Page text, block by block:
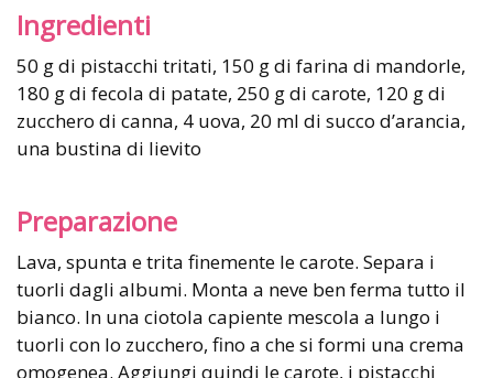
Ingredienti
50 g di pistacchi tritati, 150 g di farina di mandorle,
180 g di fecola di patate, 250 g di carote, 120 g di
zucchero di canna, 4 uova, 20 ml di succo d’arancia,
una bustina di lievito
Preparazione
Lava, spunta e trita finemente le carote. Separa i
tuorli dagli albumi. Monta a neve ben ferma tutto il
bianco. In una ciotola capiente mescola a lungo i
tuorli con lo zucchero, fino a che si formi una crema
omogenea. Aggiungi quindi le carote, i pistacchi